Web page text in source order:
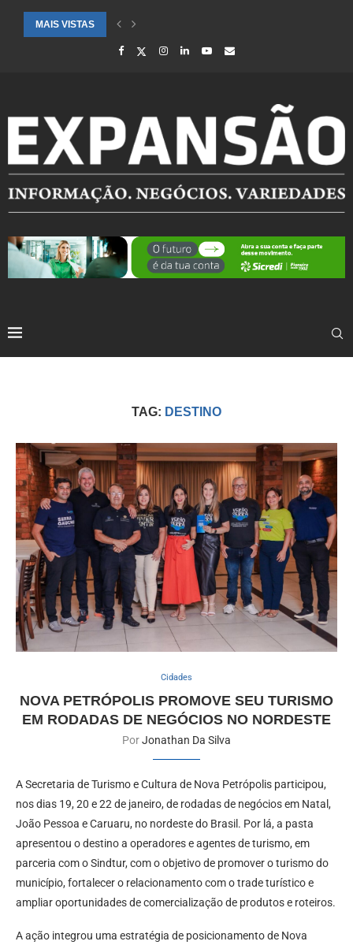
MAIS VISTAS
CIDADES ATENDIDAS PELO SEBRAE RS SÃO DESTAQUE EM
TAG: DESTINO
Cidades
NOVA PETRÓPOLIS PROMOVE SEU TURISMO
EM RODADAS DE NEGÓCIOS NO NORDESTE
PorJonathan Da Silva
A Secretaria de Turismo e Cultura de Nova Petrópolis participou,
nos dias 19, 20 e 22 de janeiro, de rodadas de negócios em Natal,
João Pessoa e Caruaru, no nordeste do Brasil. Por lá, a pasta
apresentou o destino a operadores e agentes de turismo, em
parceria com o Sindtur, com o objetivo de promover o turismo do
município, fortalecer o relacionamento com o trade turístico e
ampliar oportunidades de comercialização de produtos e roteiros.
A ação integrou uma estratégia de posicionamento de Nova